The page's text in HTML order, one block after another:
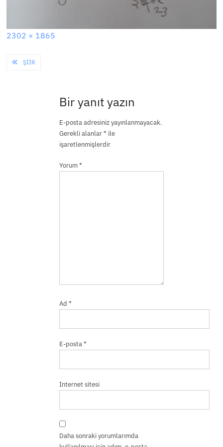
Full
2302 × 1865
Yazı
ŞIIR
Bir yanıt yazın
E-posta adresiniz yayınlanmayacak.
Gerekli alanlar*ile
işaretlenmişlerdir
Yorum*
Ad *
E-posta*
İnternet sitesi
Daha sonraki yorumlarımda